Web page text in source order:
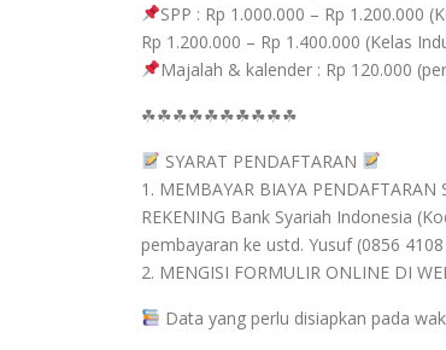
SPP : Rp 1.000.000 – Rp 1.200.000
Rp 1.200.000 – Rp 1.400.000 (Kelas
Majalah & kalender : Rp 120.000
☘☘☘☘☘☘☘☘☘☘
SYARAT PENDAFTARAN
1. MEMBAYAR BIAYA
REKENING Bank Syariah Indonesia
pembayaran ke ustd. Yusuf (0856
2. MENGISI FORMULIR ONLINE DI
Data yang perlu disiapkan pada